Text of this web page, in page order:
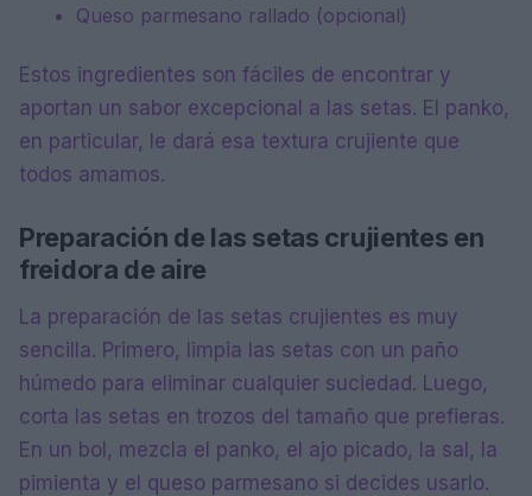
Queso parmesano rallado (opcional)
Estos ingredientes son fáciles de encontrar y
aportan un sabor excepcional a las setas. El panko,
en particular, le dará esa textura crujiente que
todos amamos.
Preparación de las setas crujientes en
freidora de aire
La preparación de las setas crujientes es muy
sencilla. Primero, limpia las setas con un paño
húmedo para eliminar cualquier suciedad. Luego,
corta las setas en trozos del tamaño que prefieras.
En un bol, mezcla el panko, el ajo picado, la sal, la
pimienta y el queso parmesano si decides usarlo.